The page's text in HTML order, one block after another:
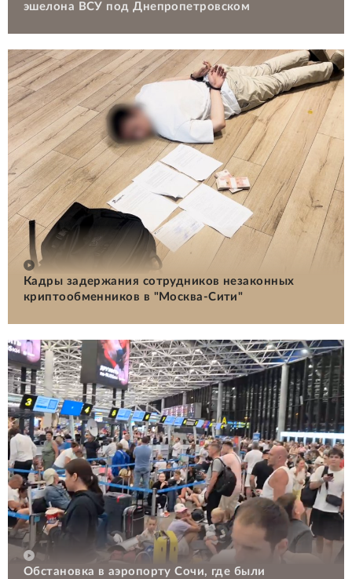
эшелона ВСУ под Днепропетровском
Кадры задержания сотрудников незаконных
криптообменников в "Москва-Сити"
Обстановка в аэропорту Сочи, где были